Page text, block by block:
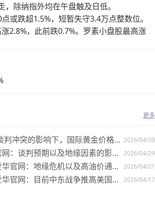
除纳指外均在午盘触及日低。
或跌超1.5%，短暂失守3.4万点整数位。
2.8%，此前跌0.7%。罗素小盘股最高涨
更多
判冲突的影响下，国际黄金价格下 2026/04/30
：谈判预期以及地缘因素的影响
下跌
2026/04/29
官网：地缘危机以及高油价通胀
震荡走势
2026/04/21
官网：目前中东战争推高美国通
2026/04/17